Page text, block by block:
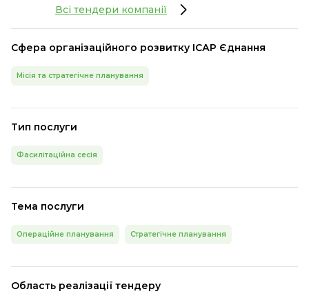
Всі тендери компанії
Сфера організаційного розвитку ІСАР Єднання
Місія та стратегічне планування
Тип послуги
Фасилітаційна сесія
Тема послуги
Операційне планування Стратегічне планування
Область реалізації тендеру